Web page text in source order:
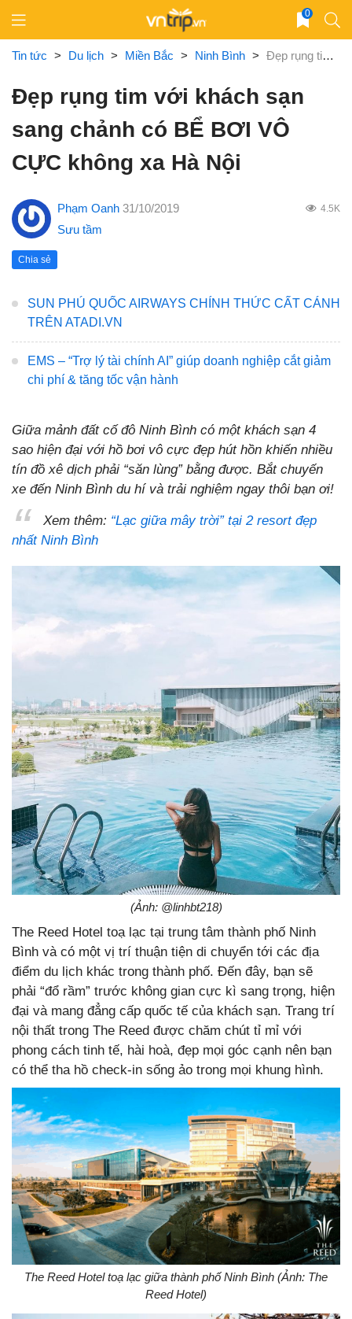
content
0
Tin tức > Du lịch > Miền Bắc > Ninh Bình > Đẹp rụng tim với khách sạn sang chảnh có BỂ BƠI VÔ CỰC không xa Hà Nội
Đẹp rụng tim với khách sạn
sang chảnh có BỂ BƠI VÔ
CỰC không xa Hà Nội
Phạm Oanh 31/10/2019 4.5K
Sưu tầm
Chia sẻ
SUN PHÚ QUỐC AIRWAYS CHÍNH THỨC CẤT CÁNH
TRÊN ATADI.VN
EMS – “Trợ lý tài chính AI” giúp doanh nghiệp cắt giảm
chi phí & tăng tốc vận hành
Giữa mảnh đất cố đô Ninh Bình có một khách sạn 4
sao hiện đại với hồ bơi vô cực đẹp hút hồn khiến nhiều
tín đồ xê dịch phải “săn lùng” bằng được. Bắt chuyến
xe đến Ninh Bình du hí và trải nghiệm ngay thôi bạn ơi!
Xem thêm: “Lạc giữa mây trời” tại 2 resort đẹp
nhất Ninh Bình
(Ảnh: @linhbt218)
The Reed Hotel toạ lạc tại trung tâm thành phố Ninh
Bình và có một vị trí thuận tiện di chuyển tới các địa
điểm du lịch khác trong thành phố. Đến đây, bạn sẽ
phải “đổ rầm” trước không gian cực kì sang trọng, hiện
đại và mang đẳng cấp quốc tế của khách sạn. Trang trí
nội thất trong The Reed được chăm chút tỉ mỉ với
phong cách tinh tế, hài hoà, đẹp mọi góc cạnh nên bạn
có thể tha hồ check-in sống ảo trong mọi khung hình.
The Reed Hotel toạ lạc giữa thành phố Ninh Bình (Ảnh: The
Reed Hotel)